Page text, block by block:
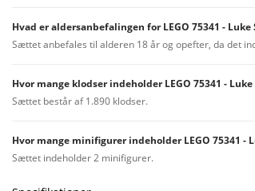
Hvad er aldersanbefalingen for LEGO 75341 -
Sættet anbefales til alderen 18 år og opefter, da det
Hvor mange klodser indeholder LEGO 75341 -
Sættet består af 1.890 klodser.
Hvor mange minifigurer indeholder LEGO 75341 -
Sættet indeholder 2 minifigurer.